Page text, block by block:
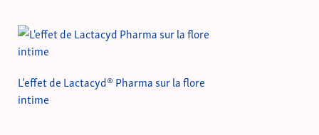
L’effet de Lactacyd® Pharma sur la flore
intime